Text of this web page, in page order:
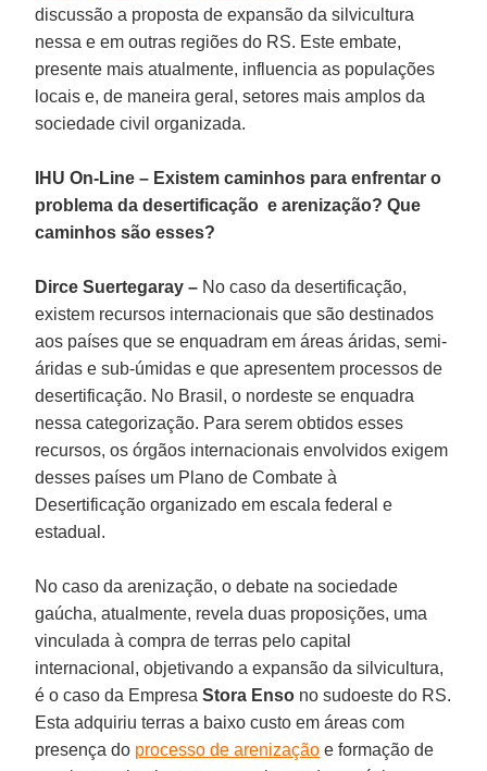
discussão a proposta de expansão da silvicultura
nessa e em outras regiões do RS. Este embate,
presente mais atualmente, influencia as populações
locais e, de maneira geral, setores mais amplos da
sociedade civil organizada.
IHU On-Line – Existem caminhos para enfrentar o
problema da desertificação e arenização? Que
caminhos são esses?
Dirce Suertegaray – No caso da desertificação,
existem recursos internacionais que são destinados
aos países que se enquadram em áreas áridas, semi-
áridas e sub-úmidas e que apresentem processos de
desertificação. No Brasil, o nordeste se enquadra
nessa categorização. Para serem obtidos esses
recursos, os órgãos internacionais envolvidos exigem
desses países um Plano de Combate à
Desertificação organizado em escala federal e
estadual.
No caso da arenização, o debate na sociedade
gaúcha, atualmente, revela duas proposições, uma
vinculada à compra de terras pelo capital
internacional, objetivando a expansão da silvicultura,
é o caso da EmpresaStora Enso no sudoeste do RS.
Esta adquiriu terras a baixo custo em áreas com
presença do processo de arenização e formação de